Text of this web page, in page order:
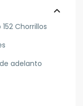
Chorrillos
adelanto